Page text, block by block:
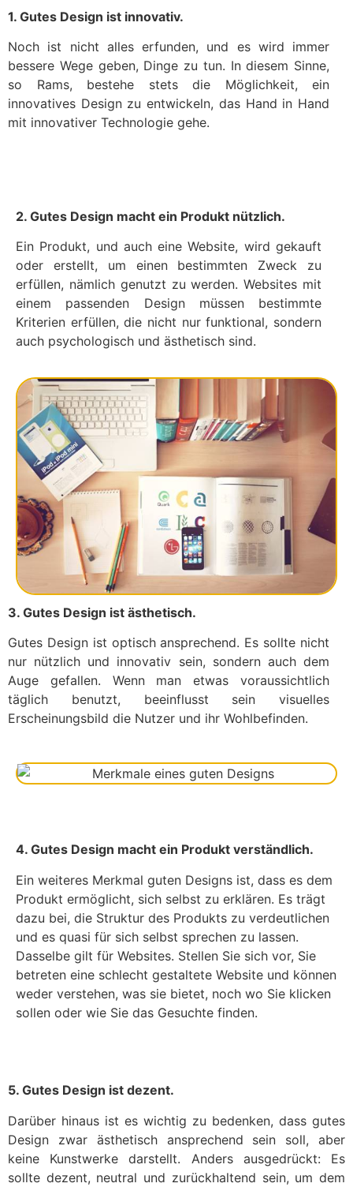
1. Gutes Design ist innovativ.
Noch ist nicht alles erfunden, und es wird immer
bessere Wege geben, Dinge zu tun. In diesem Sinne,
so Rams, bestehe stets die Möglichkeit, ein
innovatives Design zu entwickeln, das Hand in Hand
mit innovativer Technologie gehe.
2. Gutes Design macht ein Produkt nützlich.
Ein Produkt, und auch eine Website, wird gekauft
oder erstellt, um einen bestimmten Zweck zu
erfüllen, nämlich genutzt zu werden. Websites mit
einem passenden Design müssen bestimmte
Kriterien erfüllen, die nicht nur funktional, sondern
auch psychologisch und ästhetisch sind.
3. Gutes Design ist ästhetisch.
Gutes Design ist optisch ansprechend. Es sollte nicht
nur nützlich und innovativ sein, sondern auch dem
Auge gefallen. Wenn man etwas voraussichtlich
täglich benutzt, beeinflusst sein visuelles
Erscheinungsbild die Nutzer und ihr Wohlbefinden.
4. Gutes Design macht ein Produkt verständlich.
Ein weiteres Merkmal guten Designs ist, dass es dem
Produkt ermöglicht, sich selbst zu erklären. Es trägt
dazu bei, die Struktur des Produkts zu verdeutlichen
und es quasi für sich selbst sprechen zu lassen.
Dasselbe gilt für Websites. Stellen Sie sich vor, Sie
betreten eine schlecht gestaltete Website und können
weder verstehen, was sie bietet, noch wo Sie klicken
sollen oder wie Sie das Gesuchte finden.
5. Gutes Design ist dezent.
Darüber hinaus ist es wichtig zu bedenken, dass gutes
Design zwar ästhetisch ansprechend sein soll, aber
keine Kunstwerke darstellt. Anders ausgedrückt: Es
sollte dezent, neutral und zurückhaltend sein, um dem